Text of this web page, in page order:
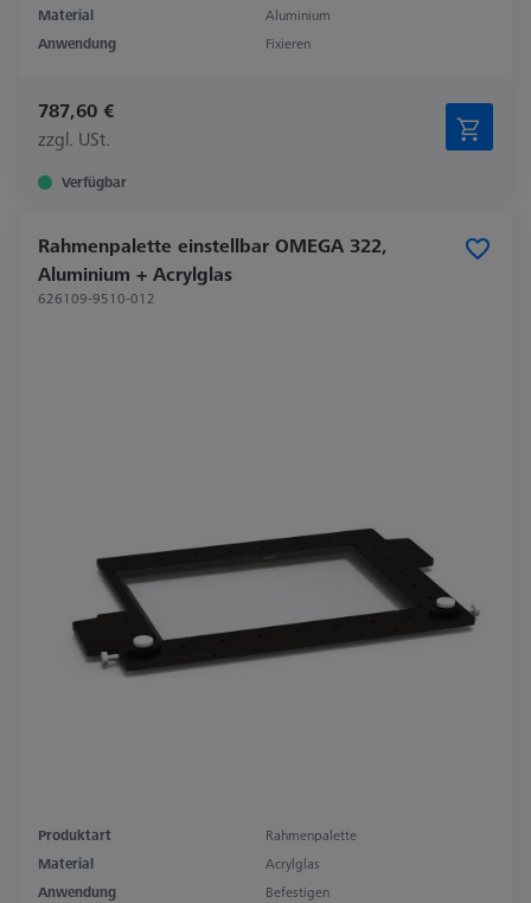
Material
Aluminium
Anwendung
Fixieren
787,60 €
zzgl. USt.
Verfügbar
Rahmenpalette einstellbar OMEGA 322,
Aluminium + Acrylglas
626109-9510-012
Produktart
Rahmenpalette
Material
Acrylglas
Anwendung
Befestigen